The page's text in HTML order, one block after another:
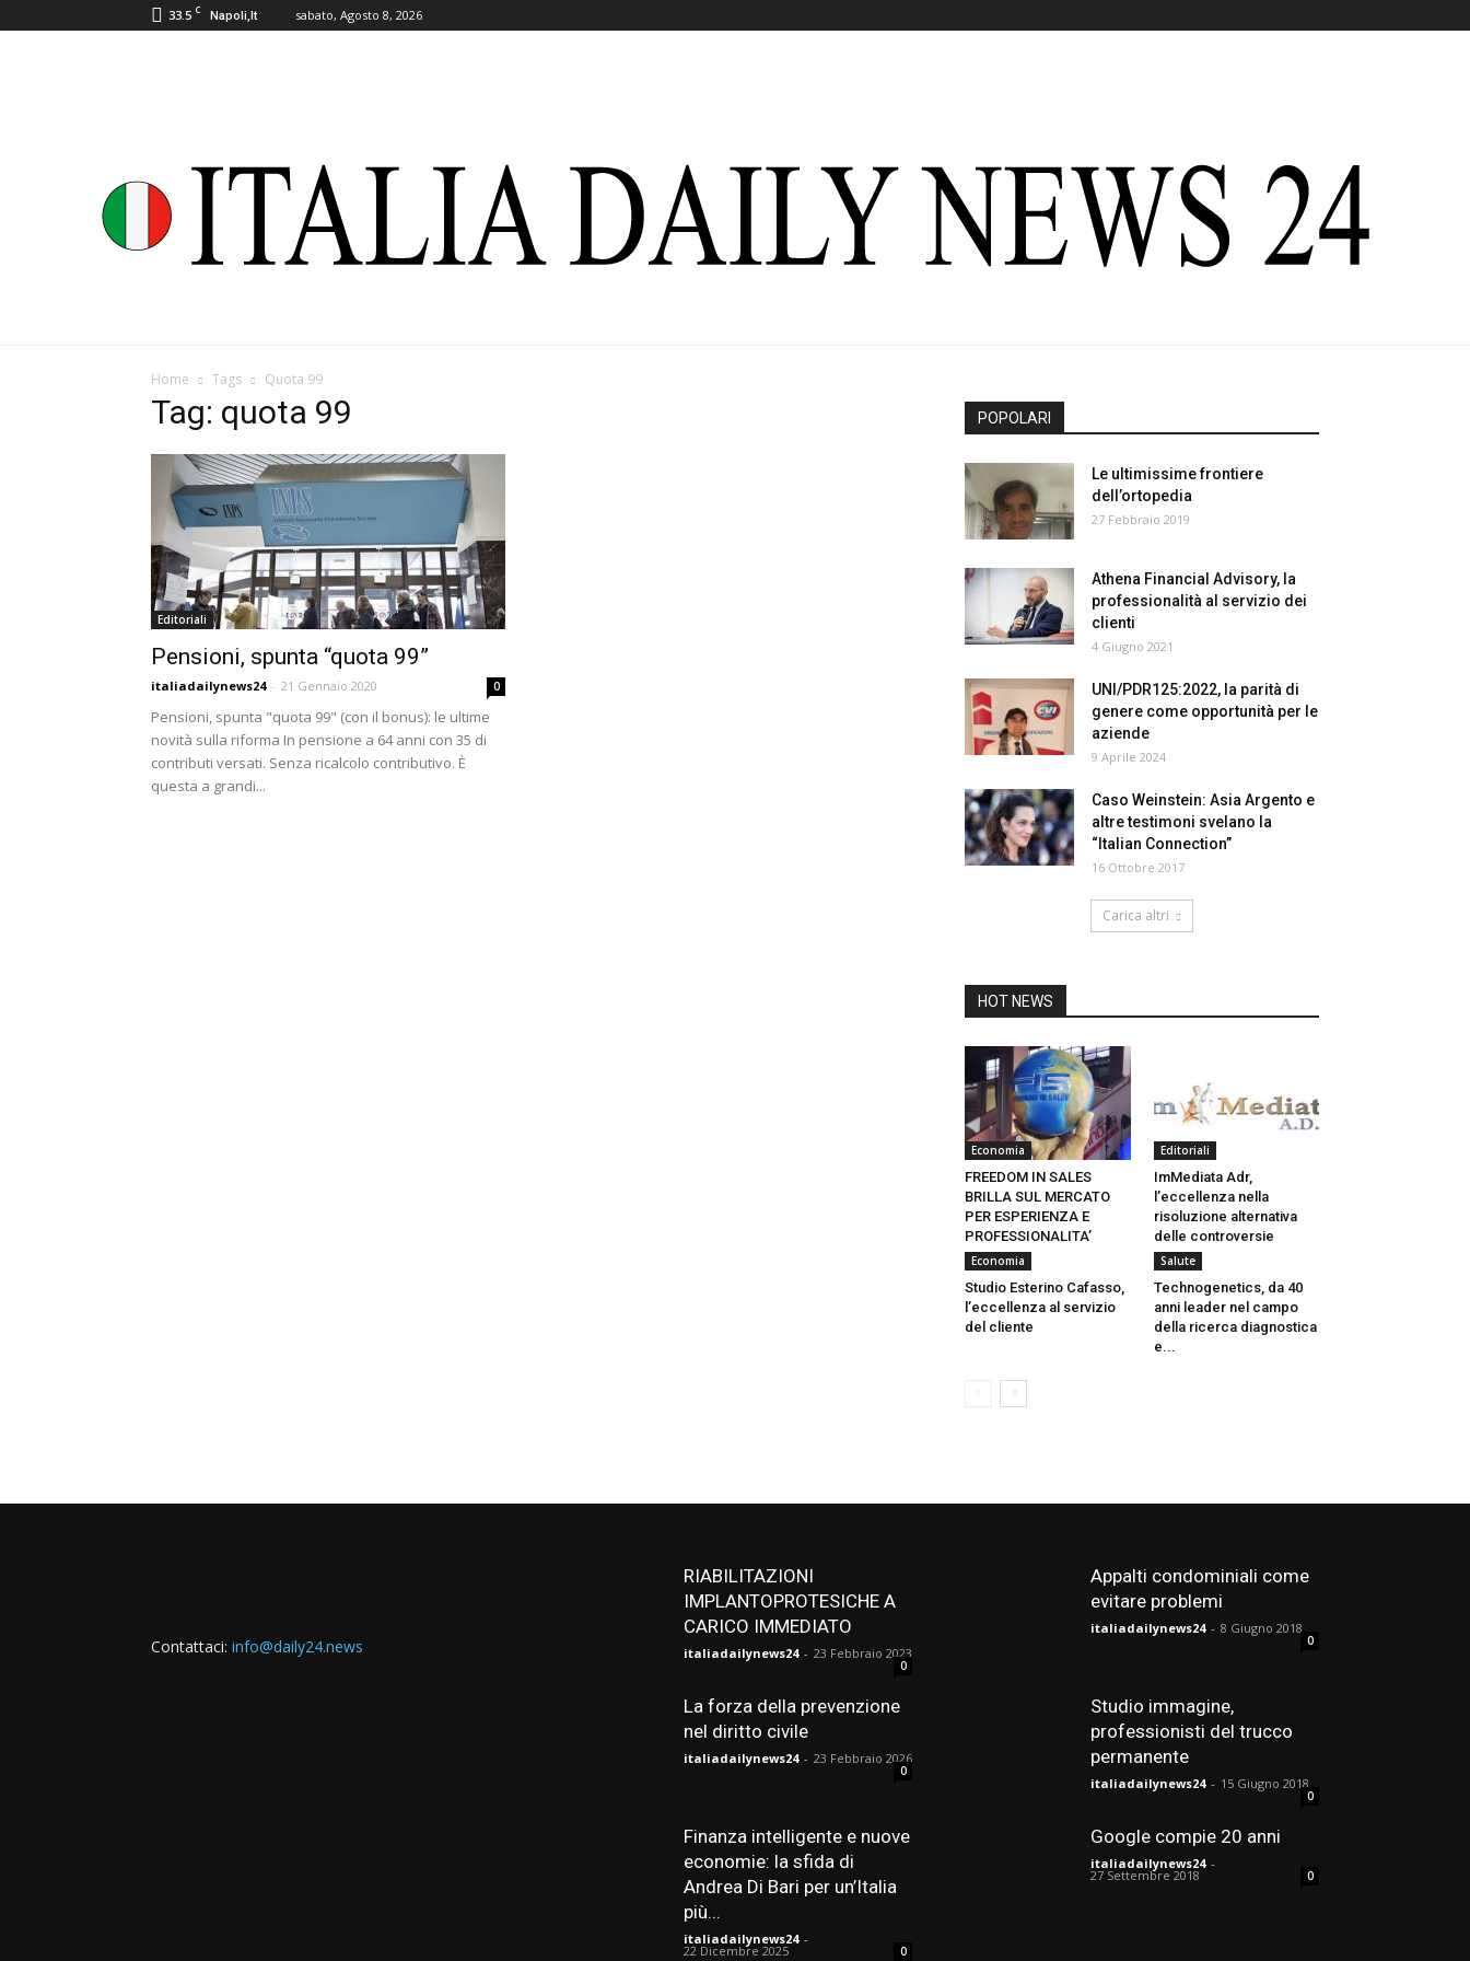
33.5 C Napoli,It sabato, Agosto 8, 2026
Home Tags Quota 99
Tag: quota 99
Editoriali
Pensioni, spunta “quota 99”
italiadailynews24 - 21 Gennaio 2020 0
Pensioni, spunta "quota 99" (con il bonus): le ultime
novità sulla riforma In pensione a 64 anni con 35 di
contributi versati. Senza ricalcolo contributivo. È
questa a grandi...
POPOLARI
Le ultimissime frontiere
dell’ortopedia
27 Febbraio 2019
Athena Financial Advisory, la
professionalità al servizio dei
clienti
4 Giugno 2021
UNI/PDR125:2022, la parità di
genere come opportunità per le
aziende
9 Aprile 2024
Caso Weinstein: Asia Argento e
altre testimoni svelano la
“Italian Connection”
16 Ottobre 2017
Carica altri
HOT NEWS
Economia
FREEDOM IN SALES
BRILLA SUL MERCATO
PER ESPERIENZA E
PROFESSIONALITA’
Editoriali
ImMediata Adr,
l’eccellenza nella
risoluzione alternativa
delle controversie
Economia
Studio Esterino Cafasso,
l’eccellenza al servizio
del cliente
Salute
Technogenetics, da 40
anni leader nel campo
della ricerca diagnostica
e...
Contattaci: info@daily24.news
RIABILITAZIONI
IMPLANTOPROTESICHE A
CARICO IMMEDIATO
italiadailynews24 - 23 Febbraio 2023
0
La forza della prevenzione
nel diritto civile
italiadailynews24 - 23 Febbraio 2026
0
Finanza intelligente e nuove
economie: la sfida di
Andrea Di Bari per un’Italia
più...
italiadailynews24 -
22 Dicembre 2025 0
Appalti condominiali come
evitare problemi
italiadailynews24 - 8 Giugno 2018
0
Studio immagine,
professionisti del trucco
permanente
italiadailynews24 - 15 Giugno 2018
0
Google compie 20 anni
italiadailynews24 -
27 Settembre 2018 0